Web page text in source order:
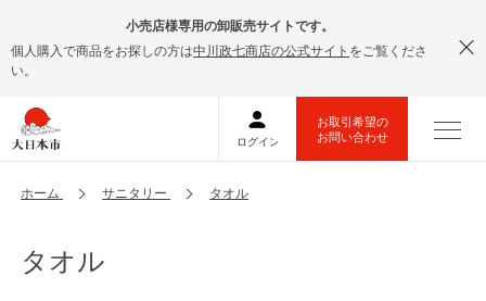
小売店様専用の卸販売サイトです。
個人購入で商品をお探しの方は中川政七商店の公式サイト をご覧くださ
い。
ホーム サニタリー タオル
タオル